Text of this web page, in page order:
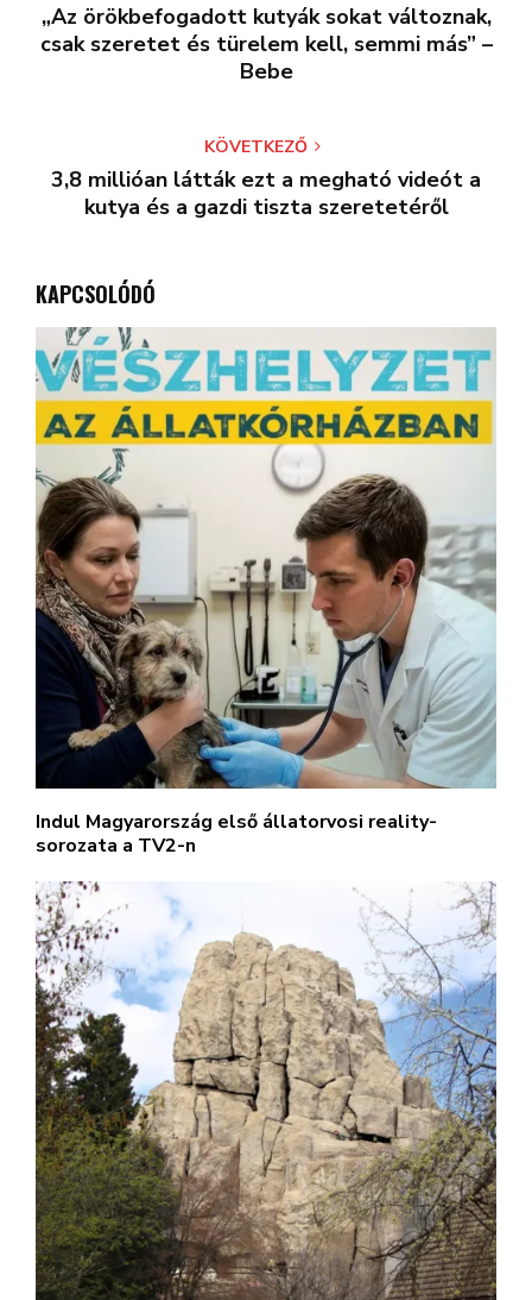
„Az örökbefogadott kutyák sokat változnak,
csak szeretet és türelem kell, semmi más” –
Bebe
KÖVETKEZŐ
3,8 millióan látták ezt a megható videót a
kutya és a gazdi tiszta szeretetéről
KAPCSOLÓDÓ
Indul Magyarország első állatorvosi reality-
sorozata a TV2-n